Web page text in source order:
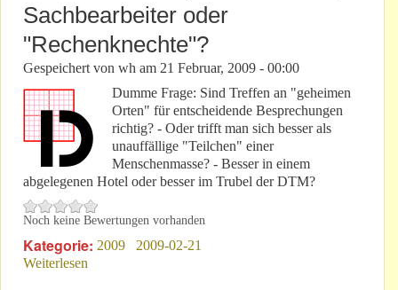
Sachbearbeiter oder
"Rechenknechte"?
Gespeichert von wh am 21 Februar, 2009 - 00:00
Dumme Frage: Sind Treffen an "geheimen
Orten" für entscheidende Besprechungen
richtig? - Oder trifft man sich besser als
unauffällige "Teilchen" einer
Menschenmasse? - Besser in einem
abgelegenen Hotel oder besser im Trubel der DTM?
Noch keine Bewertungen vorhanden
Kategorie: 2009
2009-02-21
Weiterlesen